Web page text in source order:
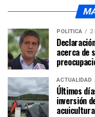
POLÍTICA 2
acerca de
ACTUALIDAD
Últimos
inversión